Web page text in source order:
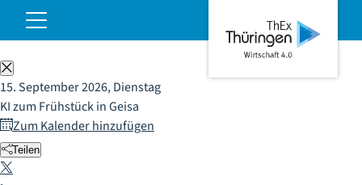
Wirtschaft
Hauptnavigation
KI zum Frühstück in Geisa
Schließen
15. September 2026, Dienstag
KI zum Frühstück in Geisa
Zum Kalender hinzufügen
Teilen